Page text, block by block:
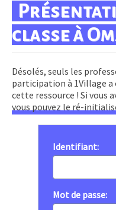
classe à
Désolés, seuls les
participation à 1Village a
cette ressource ! Si vous
vous pouvez le ré-
Identifiant:
Mot de passe: